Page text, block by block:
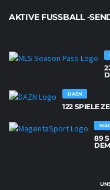
AKTIVE FUSSBALL -
DAZN
122 SPIELE
89